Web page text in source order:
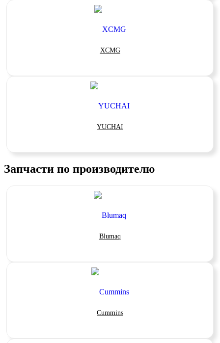
XCMG
YUCHAI
Запчасти по производителю
Blumaq
Cummins